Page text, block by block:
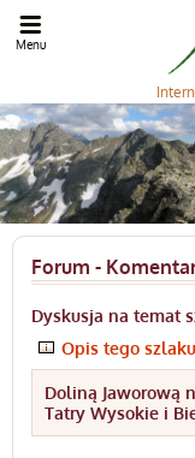
Menu
Forum -
Dyskusja na temat
Opis tego szlaku
Doliną Jaworową
Tatry Wysokie i